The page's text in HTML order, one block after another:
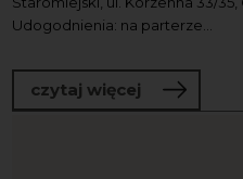
Udogodnienia: na parterze...
czytaj więcej o Alegorie